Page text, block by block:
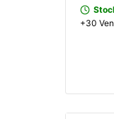
+30